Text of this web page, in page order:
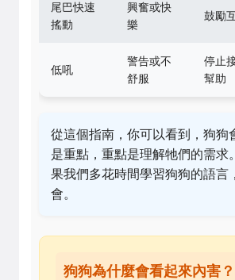
尾巴快速
搖動
興奮或快
樂
鼓勵
低吼
警告或不
舒服
停止
幫助
從這個指南，你可以看到，狗狗
是重點，重點是理解牠們的需求
果我們多花時間學習狗狗的語言
會。
狗狗為什麼會看起來內害？